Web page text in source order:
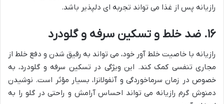
رازیانه پس از غذا می تواند تجربه ای دلپذیر باشد.
۱۶. ضد خلط و تسکین سرفه و گلودرد
رازیانه با خاصیت خلط آور خود، می تواند به رقیق شدن و دفع خلط از
مجاری تنفسی کمک کند. این ویژگی در تسکین سرفه و گلودرد، به
خصوص در زمان سرماخوردگی و آنفولانزا، بسیار مؤثر است. نوشیدن
دمنوش گرم رازیانه می تواند احساس آرامش و راحتی در گلو را به